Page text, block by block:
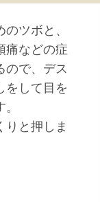
ツボと、
痛などの症
ので、デス
をして目を
と押しま